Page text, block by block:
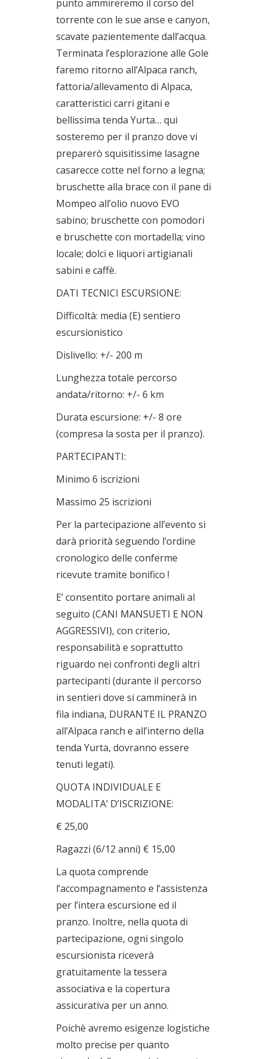
punto ammireremo il corso del
torrente con le sue anse e canyon,
scavate pazientemente dall’acqua.
Terminata l’esplorazione alle Gole
faremo ritorno all’Alpaca ranch,
fattoria/allevamento di Alpaca,
caratteristici carri gitani e
bellissima tenda Yurta… qui
sosteremo per il pranzo dove vi
preparerò squisitissime lasagne
casarecce cotte nel forno a legna;
bruschette alla brace con il pane di
Mompeo all’olio nuovo EVO
sabino; bruschette con pomodori
e bruschette con mortadella; vino
locale; dolci e liquori artigianali
sabini e caffè.
DATI TECNICI ESCURSIONE:
Difficoltà: media (E) sentiero
escursionistico
Dislivello: +/- 200 m
Lunghezza totale percorso
andata/ritorno: +/- 6 km
Durata escursione: +/- 8 ore
(compresa la sosta per il pranzo).
PARTECIPANTI:
Minimo 6 iscrizioni
Massimo 25 iscrizioni
Per la partecipazione all’evento si
darà priorità seguendo l’ordine
cronologico delle conferme
ricevute tramite bonifico !
E’ consentito portare animali al
seguito (CANI MANSUETI E NON
AGGRESSIVI), con criterio,
responsabilità e soprattutto
riguardo nei confronti degli altri
partecipanti (durante il percorso
in sentieri dove si camminerà in
fila indiana, DURANTE IL PRANZO
all’Alpaca ranch e all’interno della
tenda Yurta, dovranno essere
tenuti legati).
QUOTA INDIVIDUALE E
MODALITA’ D’ISCRIZIONE:
€ 25,00
Ragazzi (6/12 anni) € 15,00
La quota comprende
l’accompagnamento e l’assistenza
per l’intera escursione ed il
pranzo. Inoltre, nella quota di
partecipazione, ogni singolo
escursionista riceverà
gratuitamente la tessera
associativa e la copertura
assicurativa per un anno.
Poichè avremo esigenze logistiche
molto precise per quanto